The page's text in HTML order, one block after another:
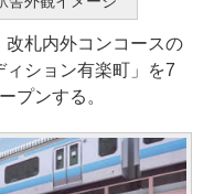
札内外コンコースの
ション有楽町」を7
プンする。